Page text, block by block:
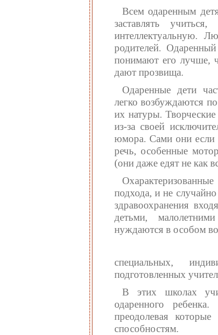
Всем одаренным
заставлять
интеллектуальную.
родителей.
понимают его лучше,
дают прозвища.
Одаренные дети
легко возбуждаются
их натуры.
из-за своей
юмора. Сами они если
речь, особенные
(они даже едят не как
подхода, и не
здравоохранения
детьми,
нуждаются в особом
специальных,
подготовленных
В этих школах
одаренного
преодолевая
способностям.